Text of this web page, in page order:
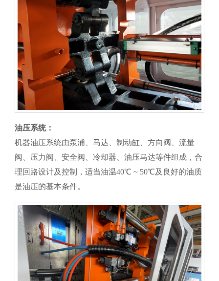
油压系统：
机器油压系统由泵浦、马达、制动缸、方向阀、流量
阀、压力阀、安全阀、冷却器、油压马达等件组成，合
理回路设计及控制，适当油温40℃ ~ 50℃及良好的油质
是油压的基本条件。